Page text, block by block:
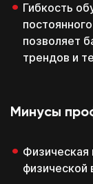
Гибкость
позволяет
трендов и
Минусы
Физическая
физической